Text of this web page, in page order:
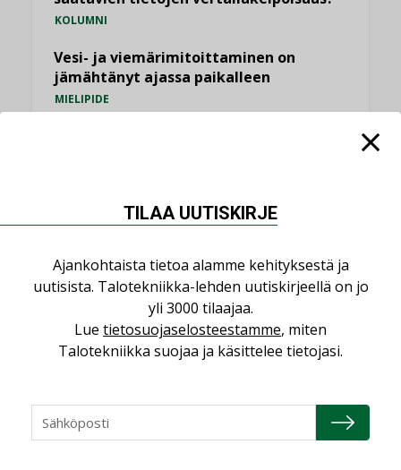
KOLUMNI
Vesi- ja viemärimitoittaminen on
jämähtänyt ajassa paikalleen
MIELIPIDE
NIMITYKSET
NIMITYKSET
Granlund Oy
TILAA UUTISKIRJE
Ajankohtaista tietoa alamme kehityksestä ja
uutisista. Talotekniikka-lehden uutiskirjeellä on jo
yli 3000 tilaajaa.
Lue tietosuojaselosteestamme, miten
Talotekniikka suojaa ja käsittelee tietojasi.